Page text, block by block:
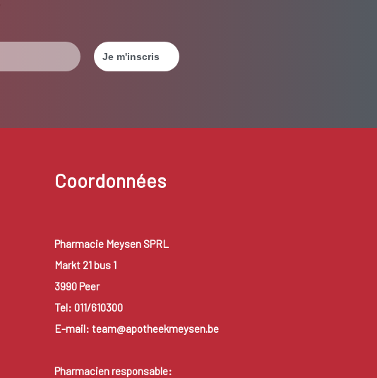
Coordonnées
Pharmacie Meysen SPRL
Markt 21 bus 1
3990 Peer
Tel: 011/610300
E-mail: team@apotheekmeysen.be
Pharmacien responsable: